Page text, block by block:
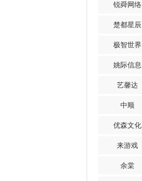
锐舜网络
楚都星辰
极智世界
姚际信息
艺馨达
中顺
优森文化
来游戏
余棠